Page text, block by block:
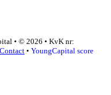
• © 2026 • KvK nr:
Contact • YoungCapital score